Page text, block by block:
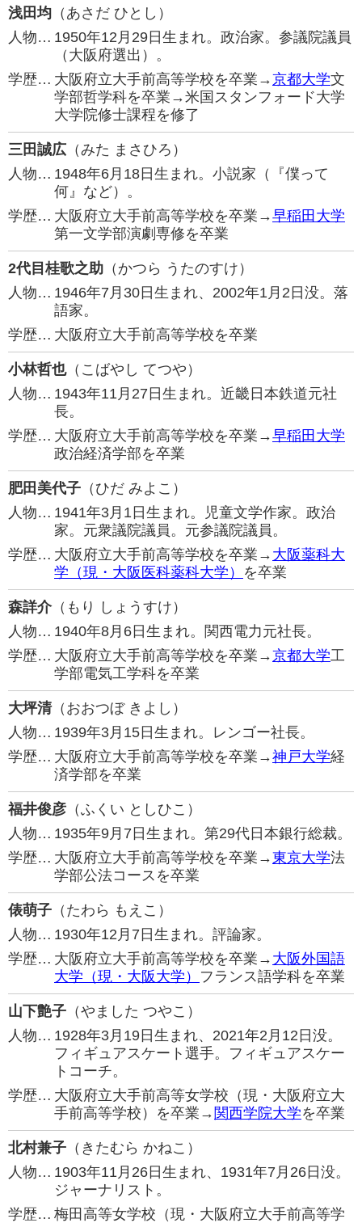
浅田均 （あさだ ひとし）
人物… 1950年12月29日生まれ。政治家。参議院議員
（大阪府選出）。
学歴… 大阪府立大手前高等学校を卒業→京都大学文
学部哲学科を卒業→米国スタンフォード大学
大学院修士課程を修了
三田誠広 （みた まさひろ）
人物… 1948年6月18日生まれ。小説家（『僕って
何』など）。
学歴… 大阪府立大手前高等学校を卒業→早稲田大学
第一文学部演劇専修を卒業
2代目桂歌之助 （かつら うたのすけ）
人物… 1946年7月30日生まれ、2002年1月2日没。落
語家。
学歴… 大阪府立大手前高等学校を卒業
小林哲也（こばやし てつや）
人物… 1943年11月27日生まれ。近畿日本鉄道元社
長。
学歴… 大阪府立大手前高等学校を卒業→早稲田大学
政治経済学部を卒業
肥田美代子 （ひだ みよこ）
人物… 1941年3月1日生まれ。児童文学作家。政治
家。元衆議院議員。元参議院議員。
学歴… 大阪府立大手前高等学校を卒業→ 大阪薬科大
学（現・大阪医科薬科大学） を卒業
森詳介（もり しょうすけ）
人物… 1940年8月6日生まれ。関西電力元社長。
学歴… 大阪府立大手前高等学校を卒業→京都大学工
学部電気工学科を卒業
大坪清（おおつぼ きよし）
人物… 1939年3月15日生まれ。レンゴー社長。
学歴… 大阪府立大手前高等学校を卒業→神戸大学経
済学部を卒業
福井俊彦 （ふくい としひこ）
人物… 1935年9月7日生まれ。第29代日本銀行総裁。
学歴… 大阪府立大手前高等学校を卒業→東京大学法
学部公法コースを卒業
俵萌子 （たわら もえこ）
人物… 1930年12月7日生まれ。評論家。
学歴… 大阪府立大手前高等学校を卒業→ 大阪外国語
大学（現・大阪大学） フランス語学科を卒業
山下艶子 （やました つやこ）
人物… 1928年3月19日生まれ、2021年2月12日没。
フィギュアスケート選手。フィギュアスケー
トコーチ。
学歴… 大阪府立大手前高等女学校（現・大阪府立大
手前高等学校）を卒業→ 関西学院大学を卒業
北村兼子 （きたむら かねこ）
人物… 1903年11月26日生まれ、1931年7月26日没。
ジャーナリスト。
学歴… 梅田高等女学校（現・大阪府立大手前高等学